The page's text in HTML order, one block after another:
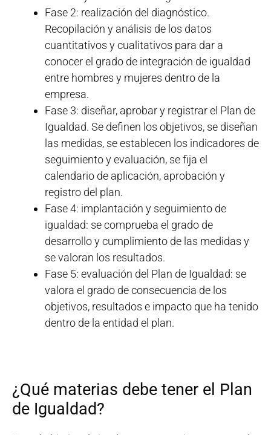
Fase 2: realización del diagnóstico.
Recopilación y análisis de los datos
cuantitativos y cualitativos para dar a
conocer el grado de integración de igualdad
entre hombres y mujeres dentro de la
empresa.
Fase 3: diseñar, aprobar y registrar el Plan de
Igualdad. Se definen los objetivos, se diseñan
las medidas, se establecen los indicadores de
seguimiento y evaluación, se fija el
calendario de aplicación, aprobación y
registro del plan.
Fase 4: implantación y seguimiento de
igualdad: se comprueba el grado de
desarrollo y cumplimiento de las medidas y
se valoran los resultados.
Fase 5: evaluación del Plan de Igualdad: se
valora el grado de consecuencia de los
objetivos, resultados e impacto que ha tenido
dentro de la entidad el plan.
¿Qué materias debe tener el Plan
de Igualdad?